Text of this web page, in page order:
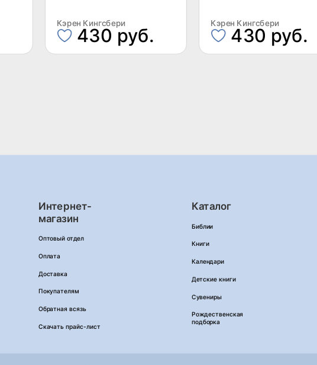
Кэрен Кингсбери
430 руб.
Кэрен Кингсбери
430 руб.
Интернет-
магазин
Оптовый отдел
Оплата
Доставка
Покупателям
Обратная всязь
Скачать прайс-лист
Каталог
Библии
Книги
Календари
Детские книги
Сувениры
Рождественская
подборка